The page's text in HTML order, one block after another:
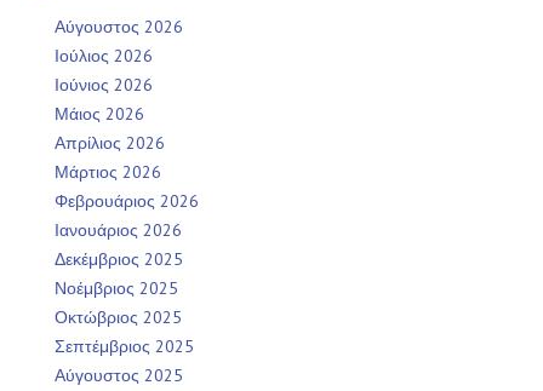
Αύγουστος 2026
Ιούλιος 2026
Ιούνιος 2026
Μάιος 2026
Απρίλιος 2026
Μάρτιος 2026
Φεβρουάριος 2026
Ιανουάριος 2026
Δεκέμβριος 2025
Νοέμβριος 2025
Οκτώβριος 2025
Σεπτέμβριος 2025
Αύγουστος 2025